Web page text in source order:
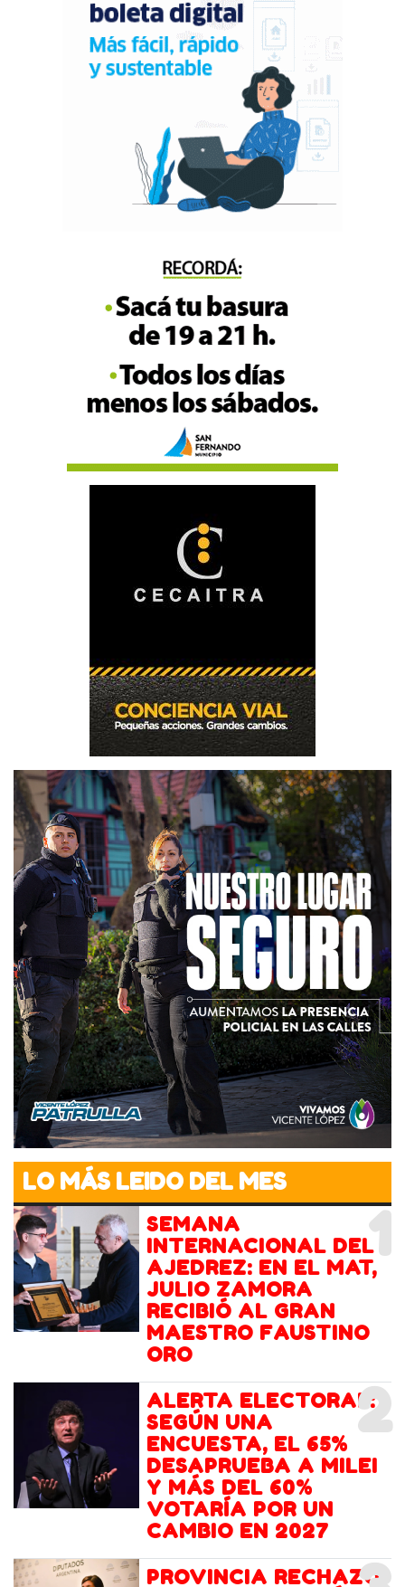
LO MÁS LEIDO DEL MES
1
SEMANA
INTERNACIONAL DEL
AJEDREZ: EN EL MAT,
JULIO ZAMORA
RECIBIÓ AL GRAN
MAESTRO FAUSTINO
ORO
2
ALERTA ELECTORAL:
SEGÚN UNA
ENCUESTA, EL 65%
DESAPRUEBA A MILEI
Y MÁS DEL 60%
VOTARÍA POR UN
CAMBIO EN 2027
PROVINCIA RECHAZÓ